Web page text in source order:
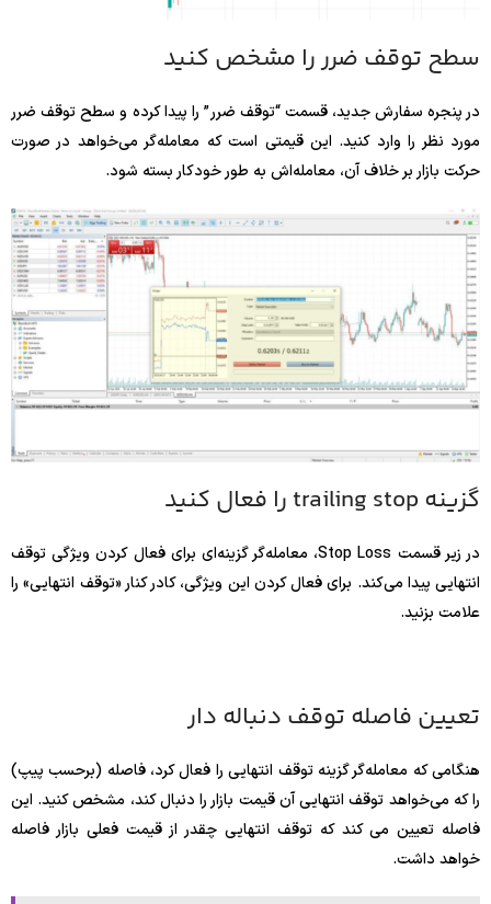
سطح توقف ضرر را مشخص کنید
در پنجره سفارش جدید، قسمت “توقف ضرر” را پیدا کرده و سطح توقف ضرر
مورد نظر را وارد کنید. این قیمتی است که معامله‌گر می‌خواهد در صورت
حرکت بازار بر خلاف آن، معامله‌اش به طور خودکار بسته شود.
گزینه trailing stop را فعال کنید
در زیر قسمت Stop Loss، معامله‌گر گزینه‌ای برای فعال کردن ویژگی توقف
انتهایی پیدا می‌کند. برای فعال کردن این ویژگی، کادر کنار «توقف انتهایی» را
علامت بزنید.
تعیین فاصله توقف دنباله دار
هنگامی که معامله‌گر گزینه توقف انتهایی را فعال کرد، فاصله (برحسب پیپ)
را که می‌خواهد توقف انتهایی آن قیمت بازار را دنبال کند، مشخص کنید. این
فاصله تعیین می کند که توقف انتهایی چقدر از قیمت فعلی بازار فاصله
خواهد داشت.